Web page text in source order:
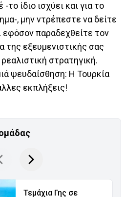
το ίδιο ισχύει και για το
, μην ντρέπεστε να δείτε
εφόσον παραδεχθείτε τον
της εξευμενιστικής σας
στρατηγική.
ψευδαίσθηση: Η Τουρκία
εκπλήξεις!
Τεμάχια Γης σε